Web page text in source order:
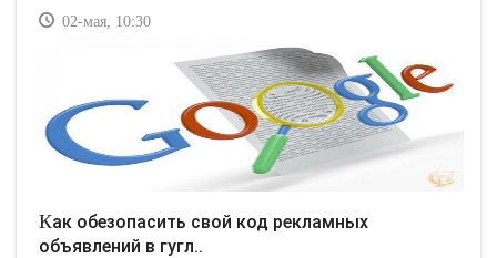
02-мая, 10:30
Как обезопасить свой код рекламных
объявлений в гугл..